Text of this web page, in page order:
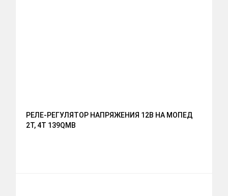
РЕЛЕ-РЕГУЛЯТОР НАПРЯЖЕНИЯ 12В НА МОПЕД
2Т, 4Т 139QMB